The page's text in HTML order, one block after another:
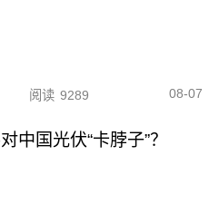
阅读 9289 08-07
中国光伏“卡脖子”？